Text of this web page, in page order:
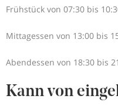
Frühstück von 07:30 bis
Mittagessen von 13:00 bis
Abendessen von 18:30 bis
Kann von